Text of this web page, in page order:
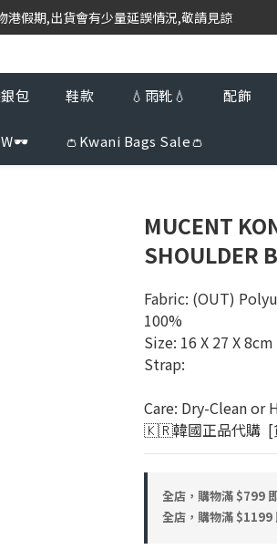
代購團隊,每星期韓國直送香港
港假期,出貨會有少量延誤情況,敬請見諒
包 鞋款 💧雨靴💧 配飾
👛Kwani Bags Sale👛
MUCENT
SHOULDER
Fabric: (OUT)
100%
Size: 16 X 27 X 8cm
Strap:
Care: Dry-Clean or
🇰🇷韓國正品代購  [
全店，購物滿 $799
全店，購物滿 $1199